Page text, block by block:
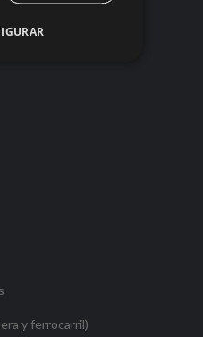
y ferrocarril)